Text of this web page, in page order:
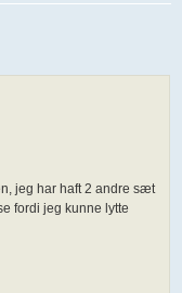
jeg har haft 2 andre sæt
fordi jeg kunne lytte